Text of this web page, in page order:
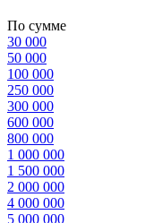
По сумме
30 000
50 000
100 000
250 000
300 000
600 000
800 000
1 000 000
1 500 000
2 000 000
4 000 000
5 000 000